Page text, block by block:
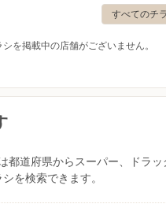
すべてのチ
を掲載中の店舗がございません。
都道府県からスーパー、ドラ
を検索できます。